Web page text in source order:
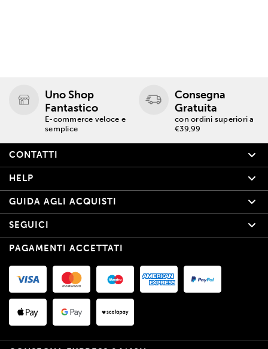
Uno Shop
Fantastico
E-commerce veloce e
semplice
Consegna
Gratuita
con ordini superiori a
€39,99
CONTATTI
HELP
GUIDA AGLI ACQUISTI
SEGUICI
PAGAMENTI ACCETTATI